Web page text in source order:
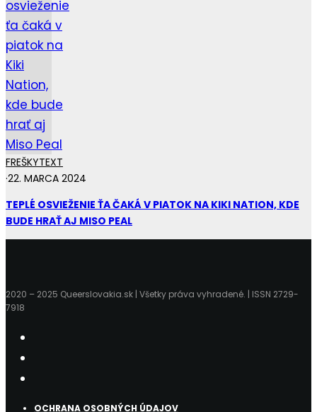
FREŠKYTEXT
·22. MARCA 2024
TEPLÉ OSVIEŽENIE ŤA ČAKÁ V PIATOK NA KIKI NATION, KDE
BUDE HRAŤ AJ MISO PEAL
2020 – 2025 Queerslovakia.sk | Všetky práva vyhradené. | ISSN 2729-
7918
OCHRANA OSOBNÝCH ÚDAJOV